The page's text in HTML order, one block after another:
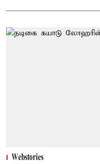
Webstories